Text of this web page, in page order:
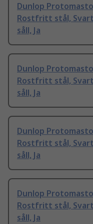
Dunlop
Rostfritt stål,
såll, Ja
Dunlop
Rostfritt stål,
såll, Ja
Dunlop
Rostfritt stål,
såll, Ja
Dunlop
Rostfritt stål,
såll, Ja